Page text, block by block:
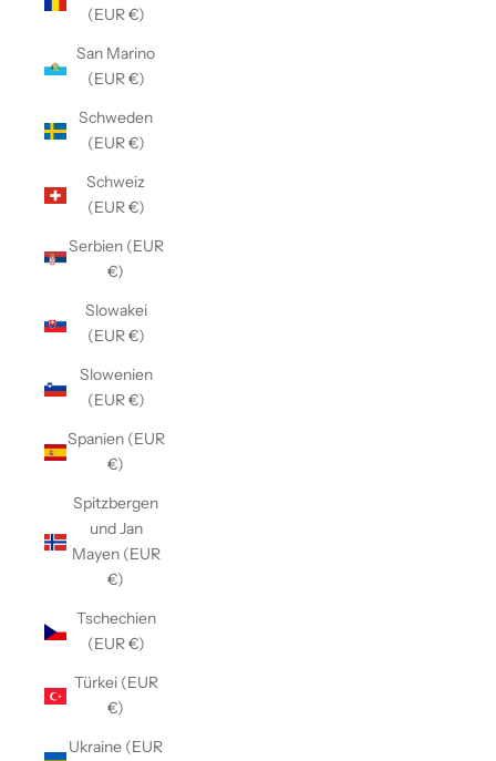
(EUR €)
San Marino
(EUR €)
Schweden
(EUR €)
Schweiz
(EUR €)
Serbien (EUR
€)
Slowakei
(EUR €)
Slowenien
(EUR €)
Spanien (EUR
€)
Spitzbergen
und Jan
Mayen (EUR
€)
Tschechien
(EUR €)
Türkei (EUR
€)
Ukraine (EUR